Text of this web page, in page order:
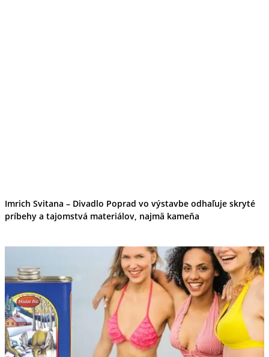
Imrich Svitana – Divadlo Poprad vo výstavbe odhaľuje skryté
príbehy a tajomstvá materiálov, najmä kameňa